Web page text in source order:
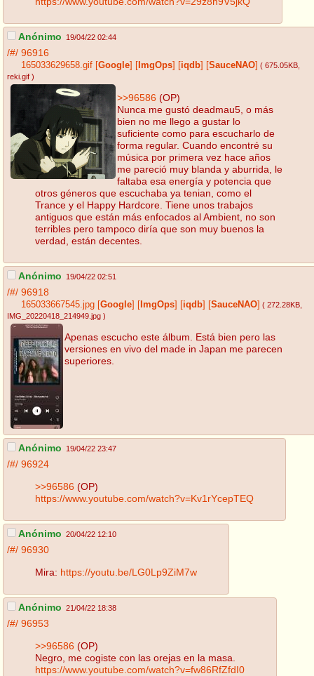
Anónimo 19/04/22 02:44
/#/ 96916
165033629658.gif Google ImgOps iqdb SauceNAO ( 675.05KB
reki.gif )
>>96586 (OP)
Nunca me gustó deadmau5, o más
bien no me llego a gustar lo
suficiente como para escucharlo de
forma regular. Cuando encontré su
música por primera vez hace años
me pareció muy blanda y aburrida, le
faltaba esa energía y potencia que
otros géneros que escuchaba ya tenian, como el
Trance y el Happy Hardcore. Tiene unos trabajos
antiguos que están más enfocados al Ambient, no son
terribles pero tampoco diría que son muy buenos la
verdad, están decentes.
Anónimo 19/04/22 02:51
/#/ 96918
165033667545.jpg Google ImgOps iqdb SauceNAO ( 272.28KB
IMG_20220418_214949.jpg )
Apenas escucho este álbum. Está bien pero las
versiones en vivo del made in Japan me parecen
superiores.
Anónimo 19/04/22 23:47
/#/ 96924
>>96586 (OP)
https://www.youtube.com/watch?v=Kv1rYcepTEQ
Anónimo 20/04/22 12:10
/#/ 96930
Mira: https://youtu.be/LG0Lp9ZiM7w
Anónimo 21/04/22 18:38
/#/ 96953
>>96586 (OP)
Negro, me cogiste con las orejas en la masa.
https://www.youtube.com/watch?v=fw86RfZfdI0